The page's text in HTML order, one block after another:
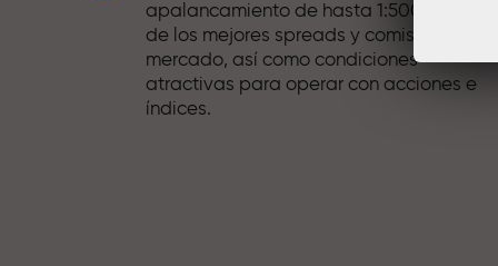
apalancamiento de hasta 1:5000, unos
de los mejores spreads y comisiones del
mercado, así como condiciones
atractivas para operar con acciones e
índices.